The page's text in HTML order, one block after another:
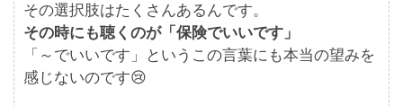
その選択肢はたくさんあるんです。
その時にも聴くのが「保険でいいです」
「～でいいです」というこの言葉にも本当の望みを
感じないのです😢